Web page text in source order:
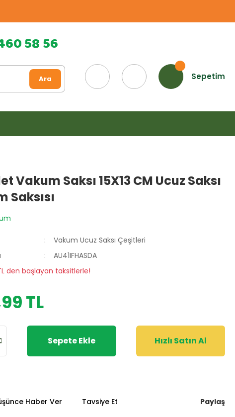
58 56
Ara Sepetim
Vakum Saksı 15X13 CM Ucuz Saksı
Saksısı
Vakum Ucuz Saksı Çeşitleri
AU41IFHASDA
den başlayan taksitlerle!
TL
Sepete Ekle Hızlı Satın Al
Haber Ver Tavsiye Et Paylaş